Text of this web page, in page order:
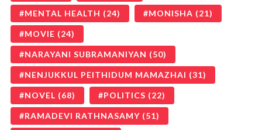
MENTAL HEALTH (24) MONISHA (21)
MOVIE (24)
NARAYANI SUBRAMANIYAN (50)
NENJUKKUL PEITHIDUM MAMAZHAI (31)
NOVEL (68) POLITICS (22)
RAMADEVI RATHNASAMY (51)